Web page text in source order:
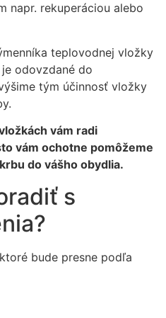
napr. rekuperáciou alebo
teplovodnej vložky
odovzdané do
tým účinnosť vložky
vám radi
vám ochotne pomôžeme
do vášho obydlia.
s
bude presne podľa